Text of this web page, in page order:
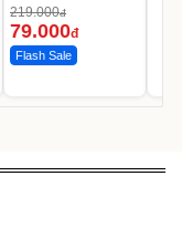
219.000đ
79.000đ
Flash Sale